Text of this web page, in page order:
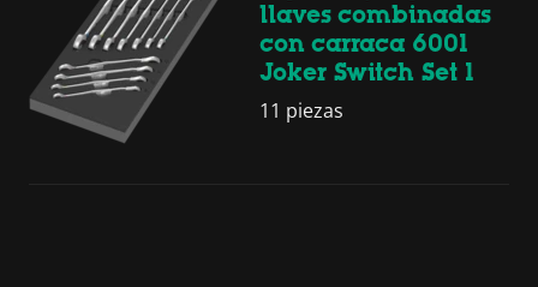
llaves combinadas
con carraca 6001
Joker Switch Set 1
11 piezas